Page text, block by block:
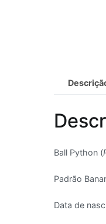
Ball Python (
Padrão
Data de